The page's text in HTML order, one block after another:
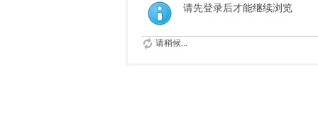
请先登录后才能继续浏览
请稍候...